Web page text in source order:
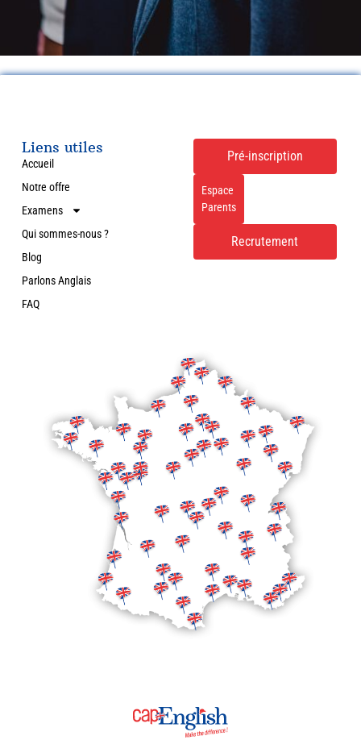
Liens utiles
Accueil
Notre offre
Examens
Qui sommes-nous ?
Blog
Parlons Anglais
FAQ
Pré-inscription
Espace
Parents
Recrutement